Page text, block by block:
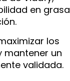
en grasa
los
mantener un
validada.